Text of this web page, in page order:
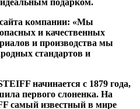
компании: «Мы
и качественных
и производства мы
стандартов и
начинается с 1879 года,
первого слоненка. На
самый известный в мире